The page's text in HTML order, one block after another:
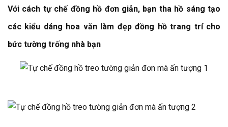
Với cách tự chế đồng hồ đơn giản, bạn tha hồ sáng tạo
các kiểu dáng hoa văn làm đẹp đồng hồ trang trí cho
bức tường trống nhà bạn